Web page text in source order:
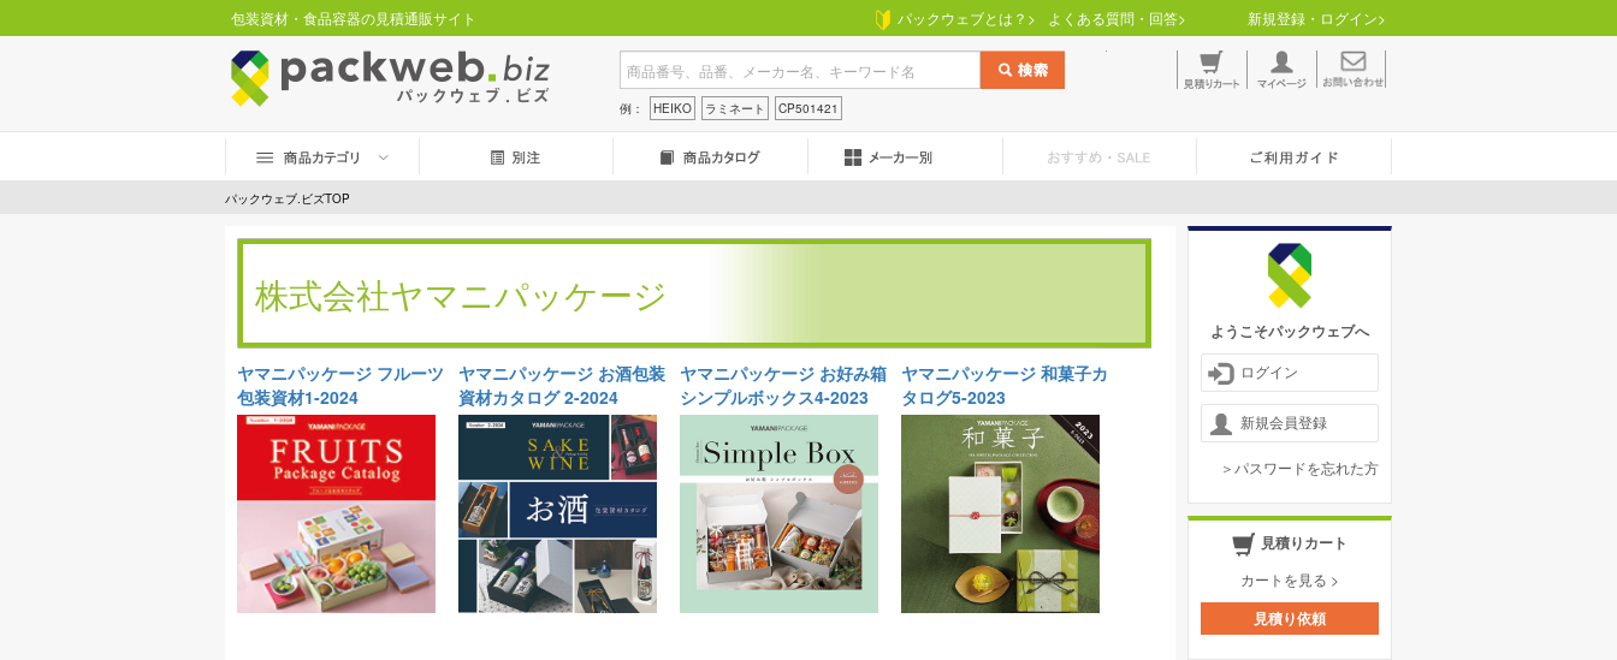
包装資材・食品容器の見積通販サイト パックウェブとは？> よくある質問・回答> 新規登録・ログイン>
例： HEIKO ラミネート CP501421
パックウェブ.ビズTOP
ようこそパックウェブへ
ログイン
新規会員登録
＞パスワードを忘れた方
見積りカート
カートを見る >
見積り依頼
株式会社ヤマニパッケージ
ヤマニパッケージ フルーツ
包装資材1-2024
ヤマニパッケージ お酒包装
資材カタログ 2-2024
ヤマニパッケージ お好み箱
シンプルボックス4-2023
ヤマニパッケージ 和菓子カ
タログ5-2023